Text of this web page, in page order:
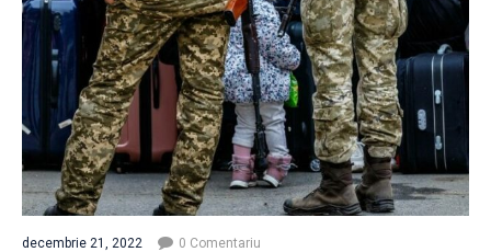
decembrie 21, 2022 0 Comentariu